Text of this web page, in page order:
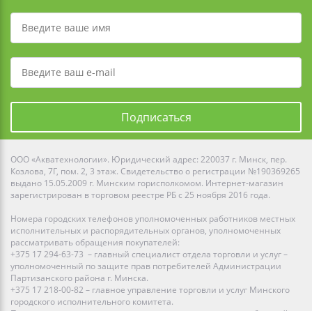
Подписаться
ООО «Акватехнологии». Юридический адрес: 220037 г. Минск, пер.
Козлова, 7Г, пом. 2, 3 этаж. Свидетельство о регистрации №190369265
выдано 15.05.2009 г. Минским горисполкомом. Интернет-магазин
зарегистрирован в торговом реестре РБ с 25 ноября 2016 года.
Номера городских телефонов уполномоченных работников местных
исполнительных и распорядительных органов, уполномоченных
рассматривать обращения покупателей:
+375 17 294-63-73 – главный специалист отдела торговли и услуг –
уполномоченный по защите прав потребителей Администрации
Партизанского района г. Минска.
+375 17 218-00-82 – главное управление торговли и услуг Минского
городского исполнительного комитета.